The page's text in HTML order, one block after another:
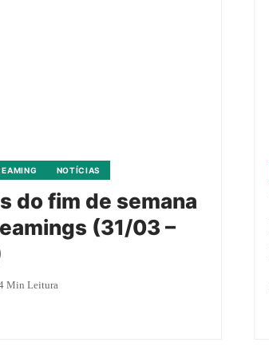
NOTÍCIAS
do fim de semana
(31/03 –
Min Leitura